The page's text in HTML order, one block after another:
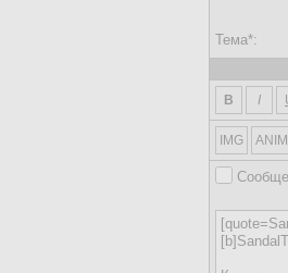
Тема*:
B I
IMG ANIM